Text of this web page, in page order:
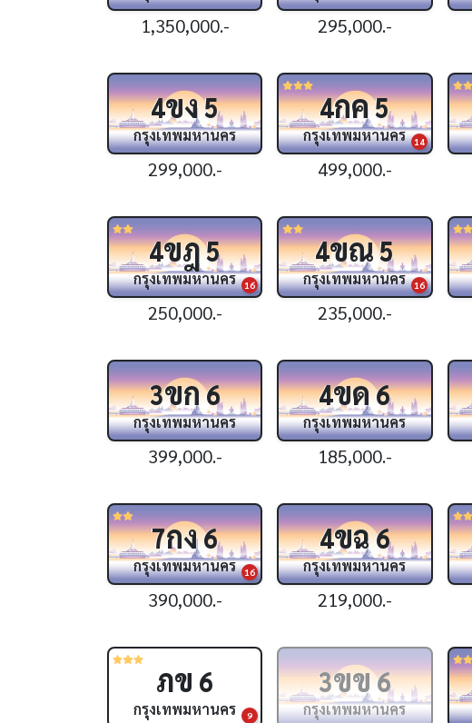
1,350,000.- 295,000.-
4ขง5
กรุงเทพมหานคร
299,000.-
14
4กค5
กรุงเทพมหานคร
499,000.-
16
4ขฎ5
กรุงเทพมหานคร
250,000.-
16
4ขณ5
กรุงเทพมหานคร
235,000.-
3ขก6
กรุงเทพมหานคร
399,000.-
4ขด6
กรุงเทพมหานคร
185,000.-
16
7กง6
กรุงเทพมหานคร
390,000.-
4ขฉ6
กรุงเทพมหานคร
219,000.-
9
ภข 6
กรุงเทพมหานคร
3ขข6
กรุงเทพมหานคร